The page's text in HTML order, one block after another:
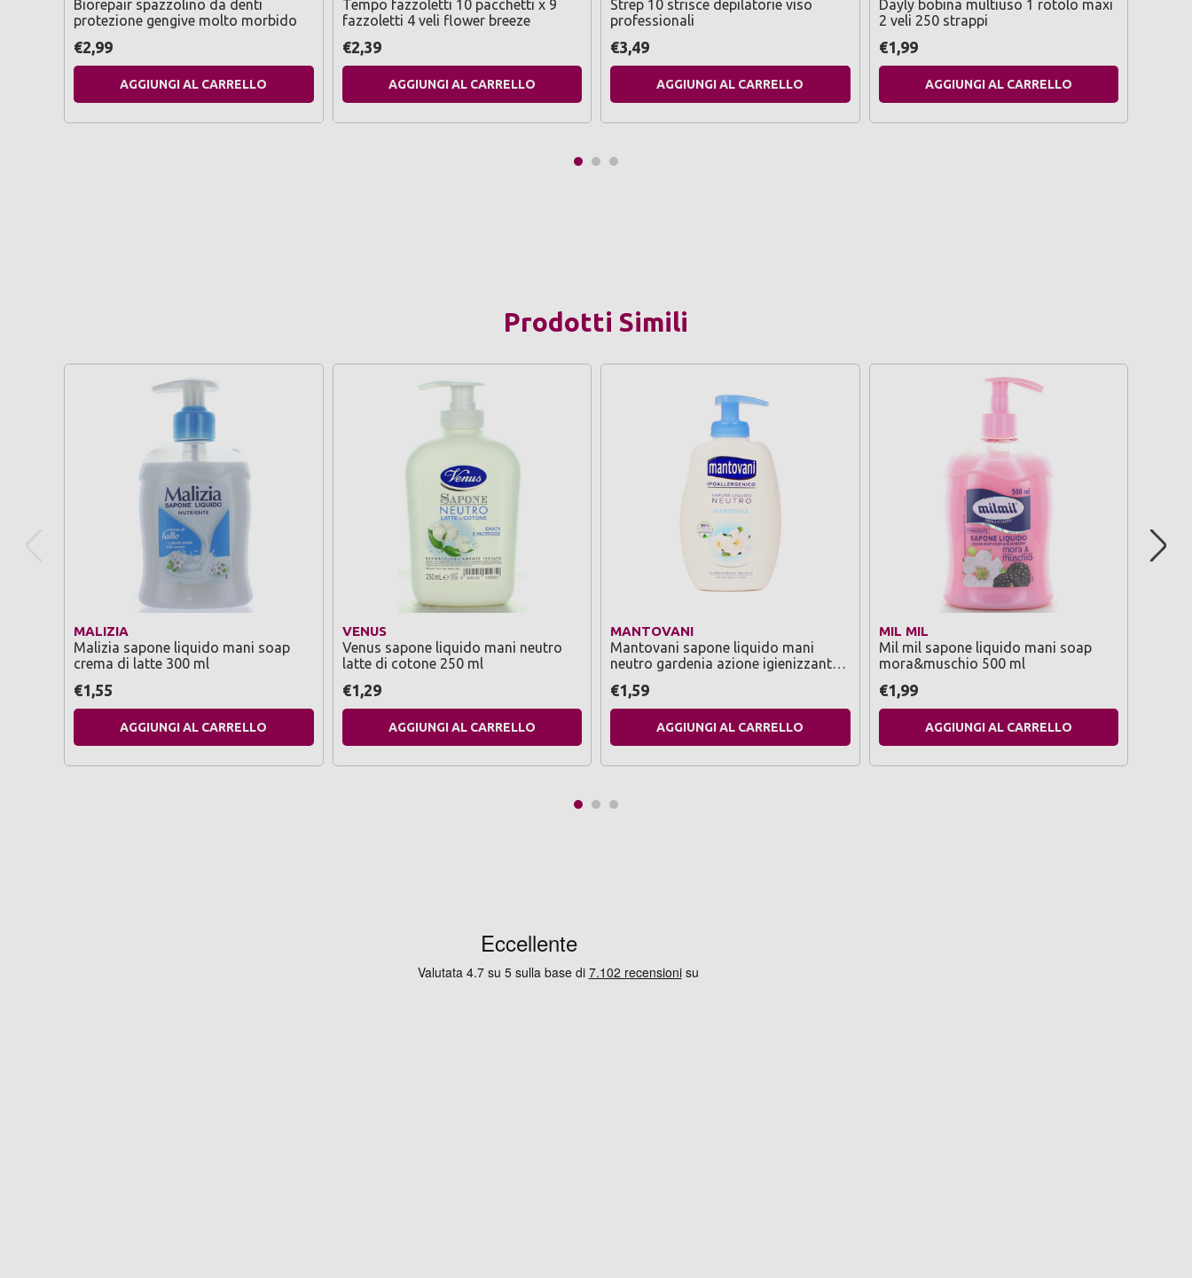
Biorepair spazzolino da denti
protezione gengive molto morbido
€2,99
AGGIUNGI AL CARRELLO
Tempo fazzoletti 10 pacchetti x 9
fazzoletti 4 veli flower breeze
€2,39
AGGIUNGI AL CARRELLO
Strep 10 strisce depilatorie viso
professionali
€3,49
AGGIUNGI AL CARRELLO
Dayly bobina multiuso 1 rotolo maxi
2 veli 250 strappi
€1,99
AGGIUNGI AL CARRELLO
Prodotti Simili
MALIZIA
Malizia sapone liquido mani soap
crema di latte 300 ml
€1,55
AGGIUNGI AL CARRELLO
VENUS
Venus sapone liquido mani neutro
latte di cotone 250 ml
€1,29
AGGIUNGI AL CARRELLO
MANTOVANI
Mantovani sapone liquido mani
neutro gardenia azione igienizzante
€1,59
AGGIUNGI AL CARRELLO
MIL MIL
Mil mil sapone liquido mani soap
mora&muschio 500 ml
€1,99
AGGIUNGI AL CARRELLO